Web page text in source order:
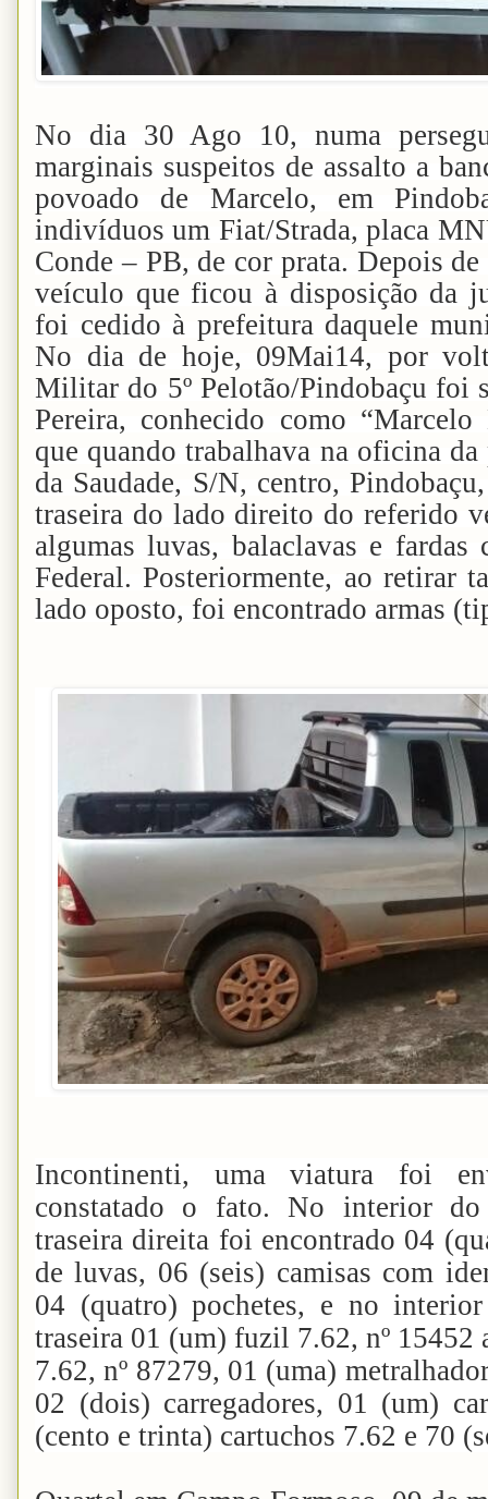
No dia 30 Ago 10, numa
marginais suspeitos de assalto a
povoado de Marcelo, em
indivíduos um Fiat/Strada, placa
Conde – PB, de cor prata. Depois
veículo que ficou à disposição da
foi cedido à prefeitura daquele
No dia de hoje, 09Mai14, por
Militar do 5º Pelotão/Pindobaçu foi
Pereira, conhecido como
que quando trabalhava na oficina
da Saudade, S/N, centro,
traseira do lado direito do referido
algumas luvas, balaclavas e
Federal. Posteriormente, ao retirar
lado oposto, foi encontrado armas
Incontinenti, uma viatura foi
constatado o fato. No interior
traseira direita foi encontrado 04
de luvas, 06 (seis) camisas com
04 (quatro) pochetes, e no
traseira 01 (um) fuzil 7.62, nº
7.62, nº 87279, 01 (uma)
02 (dois) carregadores, 01 (um)
(cento e trinta) cartuchos 7.62 e 70